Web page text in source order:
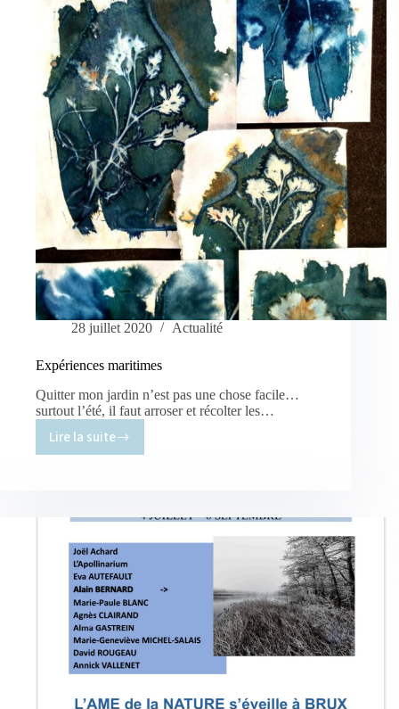
28 juillet 2020 Actualité
Expériences maritimes
Quitter mon jardin n’est pas une chose facile…
surtout l’été, il faut arroser et récolter les…
Lire la suiteExpériences